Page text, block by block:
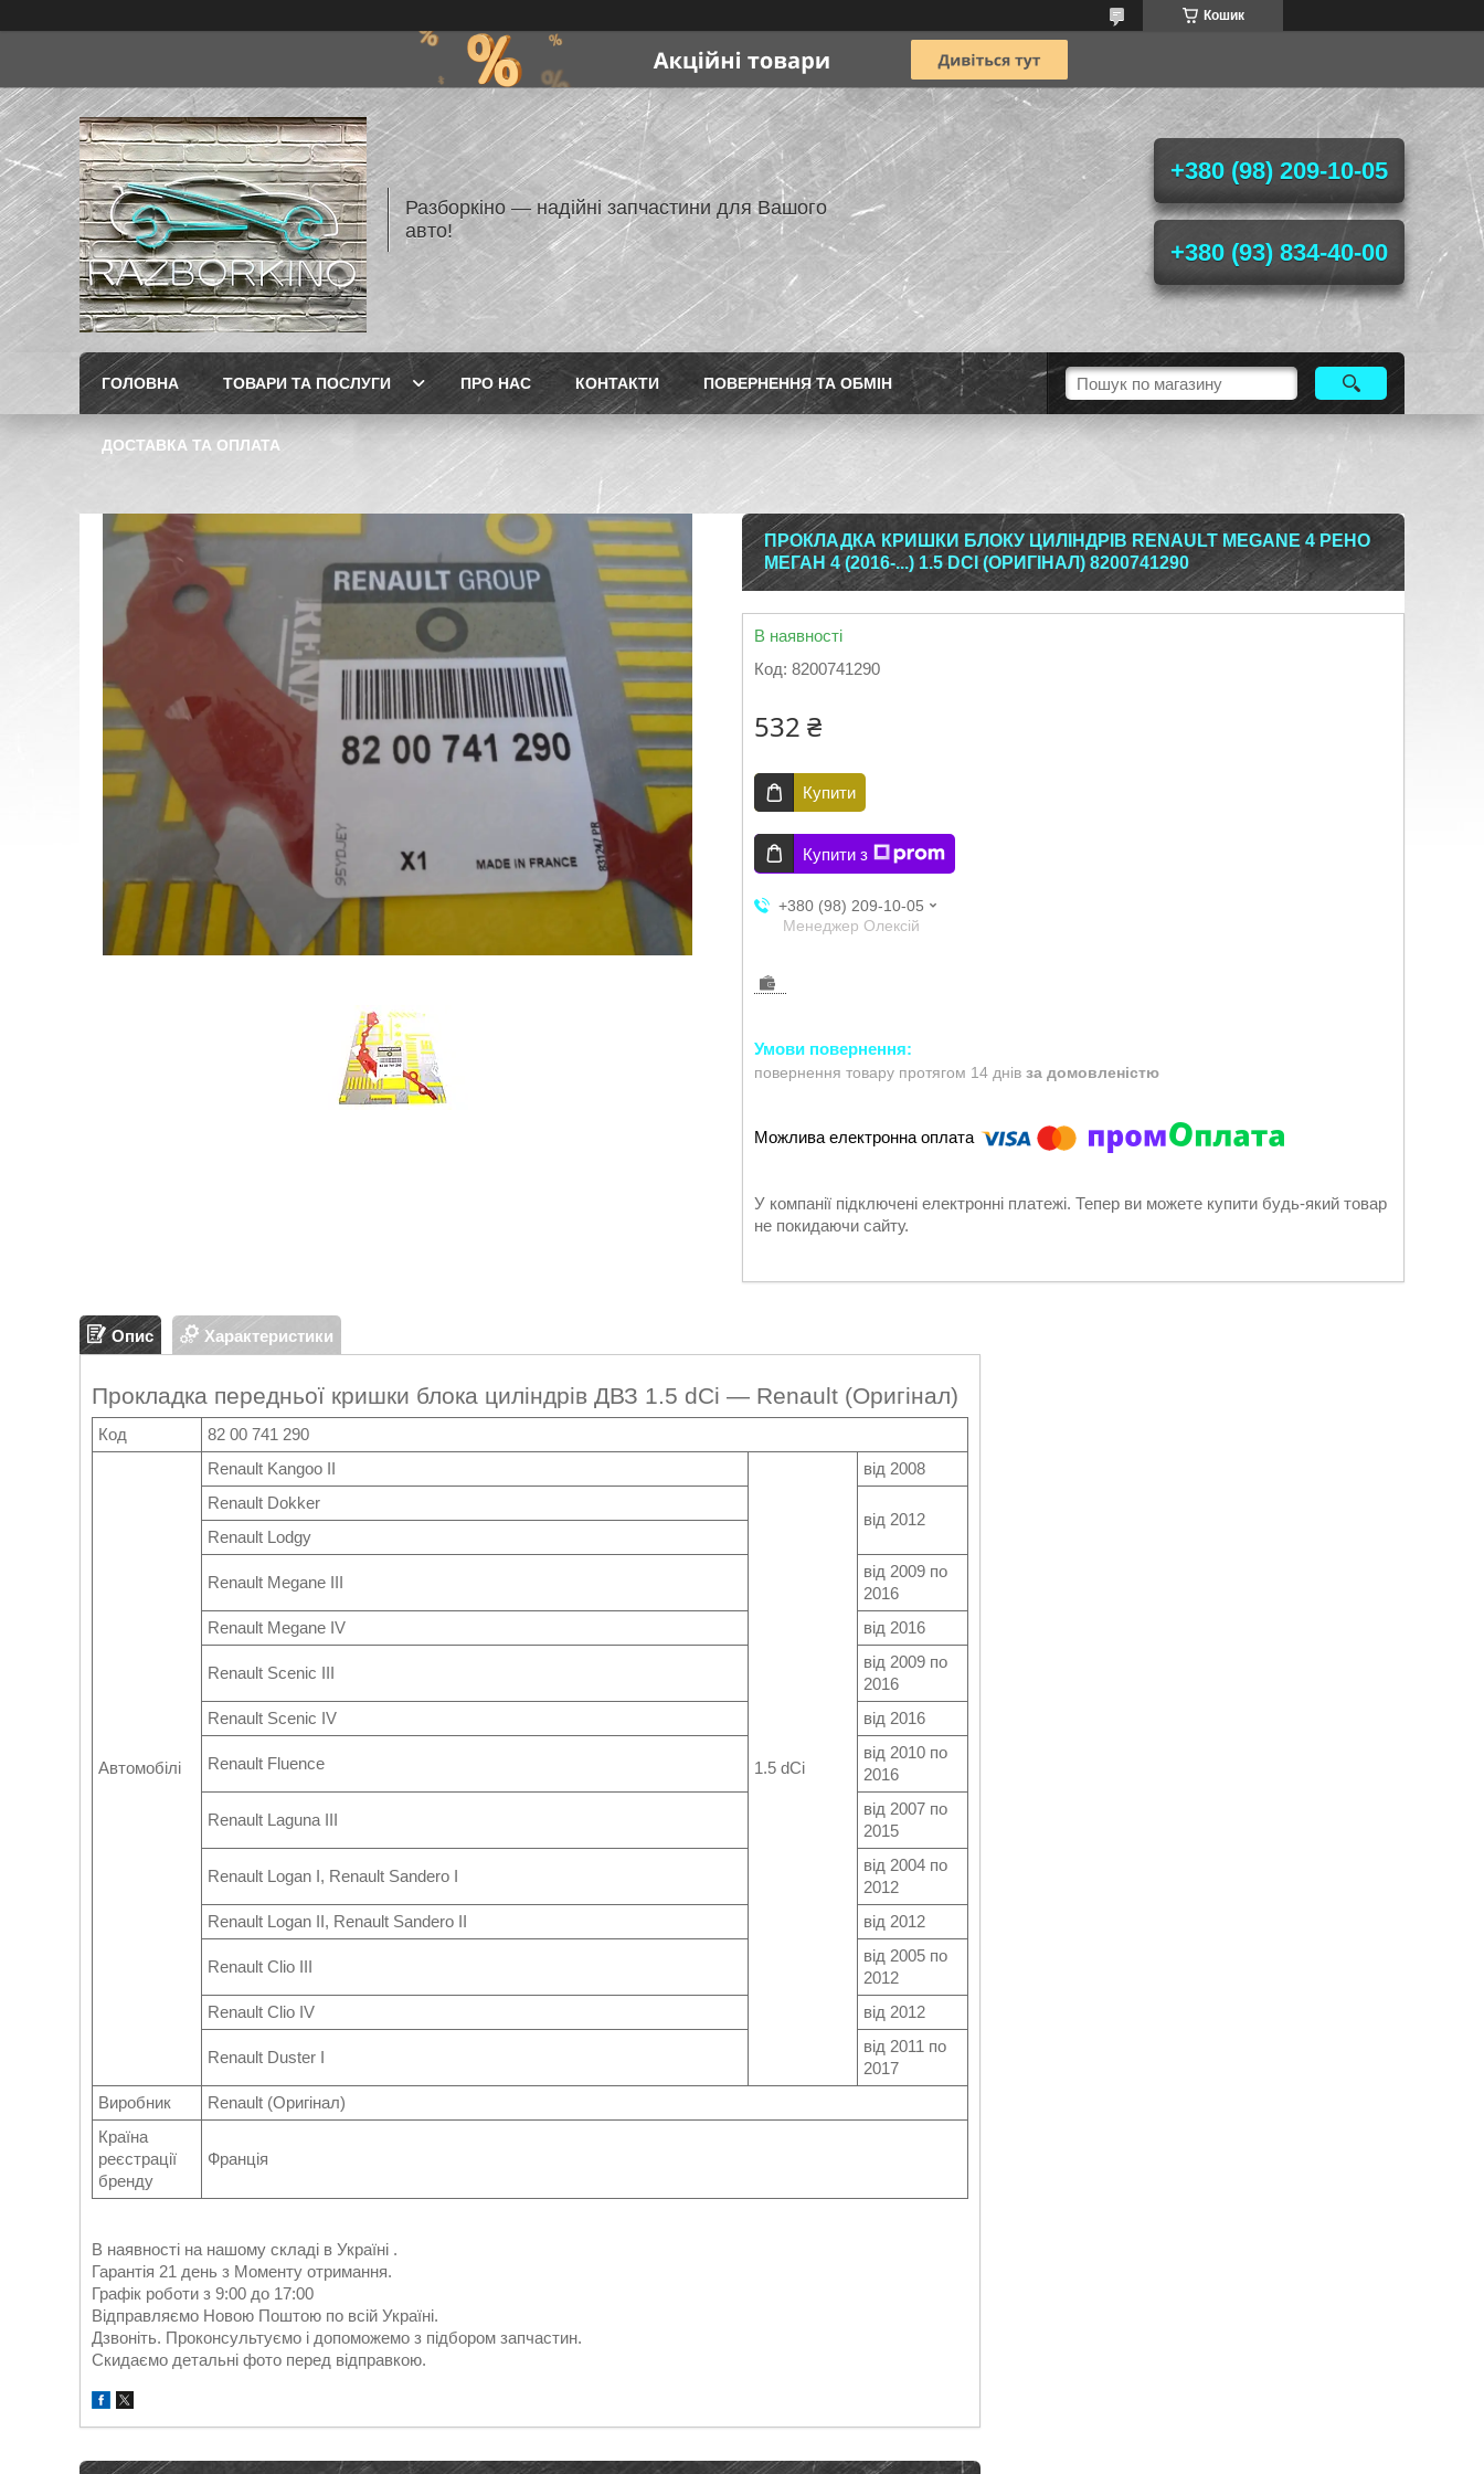
Кошик
Разборкіно — надійні запчастини для Вашого
авто!
+380 (98) 209-10-05
+380 (93) 834-40-00
ГОЛОВНА ТОВАРИ ТА ПОСЛУГИ ПРО НАС КОНТАКТИ ПОВЕРНЕННЯ ТА ОБМІН
ДОСТАВКА ТА ОПЛАТА
ПРОКЛАДКА КРИШКИ БЛОКУ ЦИЛІНДРІВ RENAULT MEGANE 4 РЕНО
МЕГАН 4 (2016-...) 1.5 DCI (ОРИГІНАЛ) 8200741290
В наявності
Код: 8200741290
532 ₴
Купити
Купити з
+380 (98) 209-10-05
Менеджер Олексій
повернення товару протягом 14 днів за домовленістю
У компанії підключені електронні платежі. Тепер ви можете купити будь-який товар
не покидаючи сайту.
Опис Характеристики
Прокладка передньої кришки блока циліндрів ДВЗ 1.5 dCi — Renault (Оригінал)
Код 82 00 741 290
Автомобілі
Renault Kangoo II
1.5 dCi
від 2008
Renault Dokker
від 2012
Renault Lodgy
Renault Megane III
від 2009 по
2016
Renault Megane IV
від 2016
Renault Scenic III
від 2009 по
2016
Renault Scenic IV
від 2016
Renault Fluence
від 2010 по
2016
Renault Laguna III
від 2007 по
2015
Renault Logan I, Renault Sandero I
від 2004 по
2012
Renault Logan II, Renault Sandero II
від 2012
Renault Clio III
від 2005 по
2012
Renault Clio IV
від 2012
Renault Duster I
від 2011 по
2017
Виробник
Renault (Оригінал)
Країна
реєстрації
бренду
Франція
В наявності на нашому складі в Україні .
Гарантія 21 день з Моменту отримання.
Графік роботи з 9:00 до 17:00
Відправляємо Новою Поштою по всій Україні.
Дзвоніть. Проконсультуємо і допоможемо з підбором запчастин.
Скидаємо детальні фото перед відправкою.